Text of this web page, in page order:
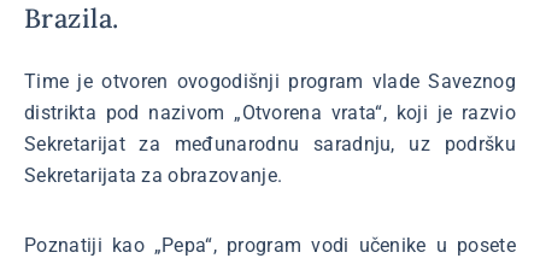
Brazila.
Time je otvoren ovogodišnji program vlade Saveznog
distrikta pod nazivom „Otvorena vrata“, koji je razvio
Sekretarijat za međunarodnu saradnju, uz podršku
Sekretarijata za obrazovanje.
Poznatiji kao „Pepa“, program vodi učenike u posete